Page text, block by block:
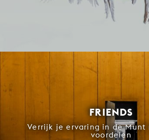
FRIENDS
Verrijk je ervaring in de
voordelen